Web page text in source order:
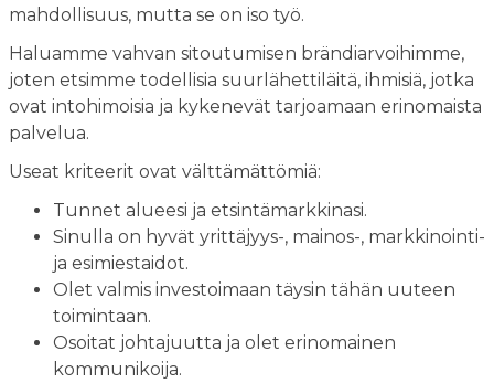
mahdollisuus, mutta se on iso työ.
Haluamme vahvan sitoutumisen brändiarvoihimme,
joten etsimme todellisia suurlähettiläitä, ihmisiä, jotka
ovat intohimoisia ja kykenevät tarjoamaan erinomaista
palvelua.
Useat kriteerit ovat välttämättömiä:
Tunnet alueesi ja etsintämarkkinasi.
Sinulla on hyvät yrittäjyys-, mainos-, markkinointi-
ja esimiestaidot.
Olet valmis investoimaan täysin tähän uuteen
toimintaan.
Osoitat johtajuutta ja olet erinomainen
kommunikoija.